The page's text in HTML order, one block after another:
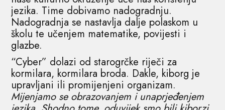
jezika. Time dobivamo nadogradnju.
Nadogradnja se nastavlja dalje polaskom u
školu te učenjem matematike, povijesti i
glazbe.
“Cyber” dolazi od starogrčke riječi za
kormilara, kormilara broda. Dakle, kiborg je
upravljani ili promijenjeni organizam.
Mijenjamo se obrazovanjem i unaprjeđenjem